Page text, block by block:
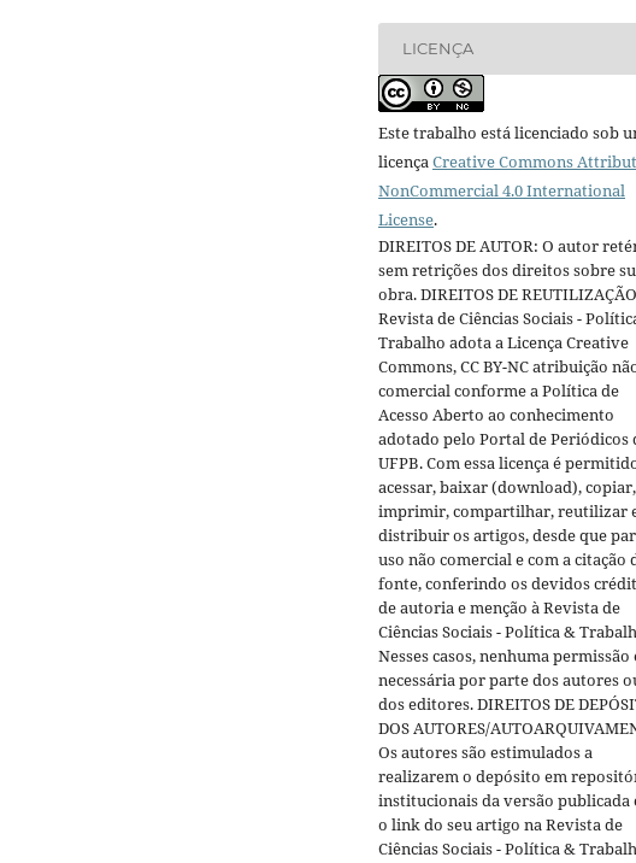
LICENÇA
Este trabalho está licenciado sob
licença Creative Commons
NonCommercial 4.0 International
License.
DIREITOS DE AUTOR: O autor
sem retrições dos direitos sobre
obra. DIREITOS DE
Revista de Ciências Sociais -
Trabalho adota a Licença Creative
Commons, CC BY-NC atribuição
comercial conforme a Política de
Acesso Aberto ao conhecimento
adotado pelo Portal de Periódicos
UFPB. Com essa licença é
acessar, baixar (download), copiar,
imprimir, compartilhar, reutilizar
distribuir os artigos, desde que
uso não comercial e com a citação
fonte, conferindo os devidos
de autoria e menção à Revista de
Ciências Sociais - Política &
Nesses casos, nenhuma permissão
necessária por parte dos autores
dos editores. DIREITOS DE
DOS AUTORES/
Os autores são estimulados a
realizarem o depósito em
institucionais da versão publicada
o link do seu artigo na Revista de
Ciências Sociais - Política &